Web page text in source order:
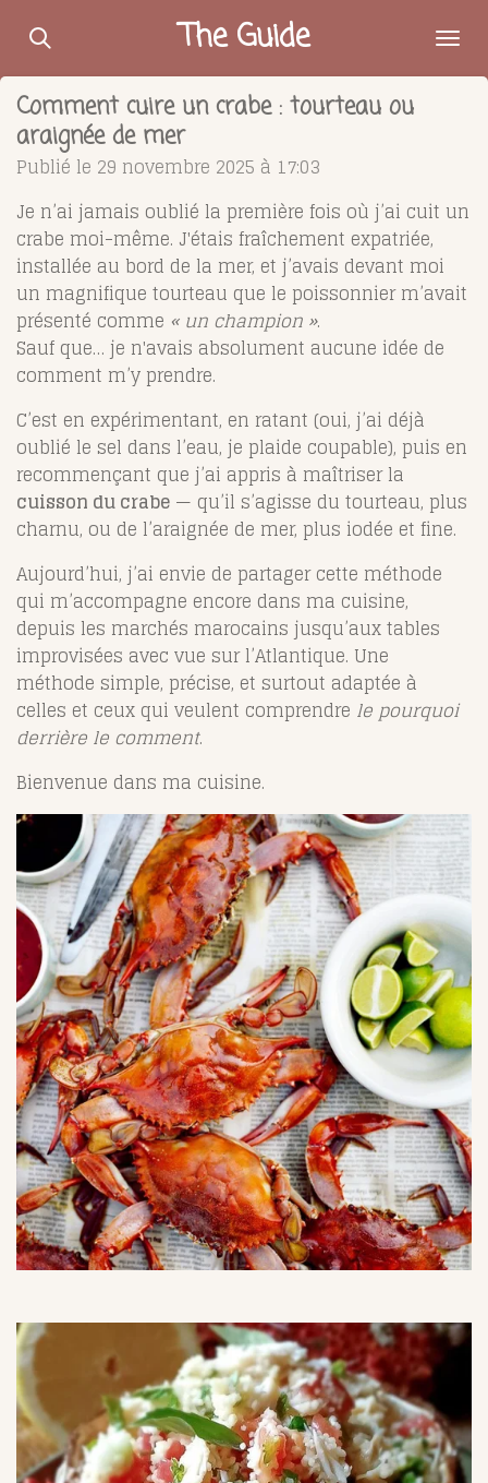
Passer
contenu
principal
The Guide
Comment cuire un crabe : tourteau ou
araignée de mer
Publié le 29 novembre 2025 à 17:03
Je n’ai jamais oublié la première fois où j’ai cuit un
crabe moi-même. J'étais fraîchement expatriée,
installée au bord de la mer, et j’avais devant moi
un magnifique tourteau que le poissonnier m’avait
présenté comme « un champion ».
Sauf que… je n'avais absolument aucune idée de
comment m’y prendre.
C’est en expérimentant, en ratant (oui, j’ai déjà
oublié le sel dans l’eau, je plaide coupable), puis en
recommençant que j’ai appris à maîtriser la
cuisson du crabe — qu’il s’agisse du tourteau, plus
charnu, ou de l’araignée de mer, plus iodée et fine.
Aujourd’hui, j’ai envie de partager cette méthode
qui m’accompagne encore dans ma cuisine,
depuis les marchés marocains jusqu’aux tables
improvisées avec vue sur l’Atlantique. Une
méthode simple, précise, et surtout adaptée à
celles et ceux qui veulent comprendre le pourquoi
derrière le comment.
Bienvenue dans ma cuisine.